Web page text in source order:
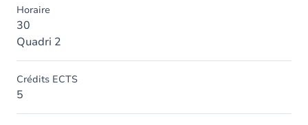
Horaire
30
Quadri 2
Crédits ECTS
5